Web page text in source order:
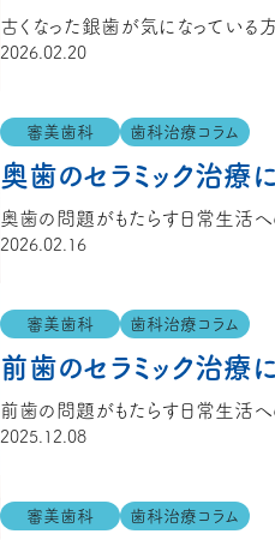
2026.02.20
審美歯科 歯科治療コラム
奥歯のセラミック治療
2026.02.16
審美歯科 歯科治療コラム
前歯のセラミック治療
2025.12.08
審美歯科 歯科治療コラム